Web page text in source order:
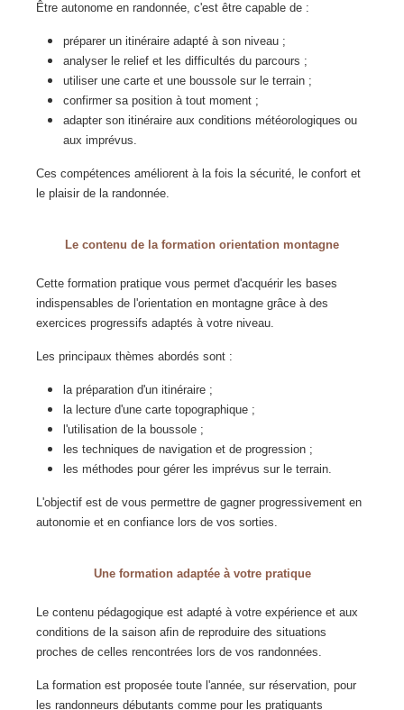
Être autonome en randonnée, c'est être capable de :
préparer un itinéraire adapté à son niveau ;
analyser le relief et les difficultés du parcours ;
utiliser une carte et une boussole sur le terrain ;
confirmer sa position à tout moment ;
adapter son itinéraire aux conditions météorologiques ou
aux imprévus.
Ces compétences améliorent à la fois la sécurité, le confort et
le plaisir de la randonnée.
Le contenu de la formation orientation montagne
Cette formation pratique vous permet d'acquérir les bases
indispensables de l'orientation en montagne grâce à des
exercices progressifs adaptés à votre niveau.
Les principaux thèmes abordés sont :
la préparation d'un itinéraire ;
la lecture d'une carte topographique ;
l'utilisation de la boussole ;
les techniques de navigation et de progression ;
les méthodes pour gérer les imprévus sur le terrain.
L'objectif est de vous permettre de gagner progressivement en
autonomie et en confiance lors de vos sorties.
Une formation adaptée à votre pratique
Le contenu pédagogique est adapté à votre expérience et aux
conditions de la saison afin de reproduire des situations
proches de celles rencontrées lors de vos randonnées.
La formation est proposée toute l'année, sur réservation, pour
les randonneurs débutants comme pour les pratiquants